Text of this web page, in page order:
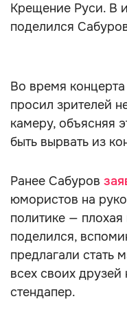
Крещение Руси. В
поделился
Во время
просил зрителей
камеру, объясняя
быть вырвать из
Ранее Сабуров
юмористов на
политике —
поделился,
предлагали стать
всех своих друзей
стендапер.